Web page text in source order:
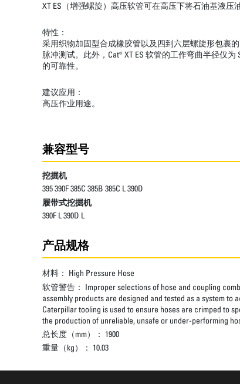
XT ES（增强螺旋）高压软管可在高压下将石油基液压
特性：
采用织物加固型合成橡胶管以及四到六层螺旋形包裹
脉冲测试。此外，Cat® XT ES 软管的工作弯曲半径仅
的可靠性。
建议应用：
高压作业用途。
兼容型号
挖掘机
395 390F 385C 385B 385C L 390D
履带式挖掘机
390F L 390D L
产品规格
材料： High Pressure Hose
软管警告： Improper selections of hose and coupling
assembly products are designed and tested as a system
Caterpillar tooling is used to ensure hoses are crimped to
the production of unreliable, unsafe or under-performing
总长度（mm）： 1900
重量（kg）： 10.03